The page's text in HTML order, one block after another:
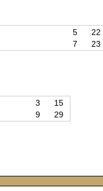
5
22
7 23
3
15
9 29